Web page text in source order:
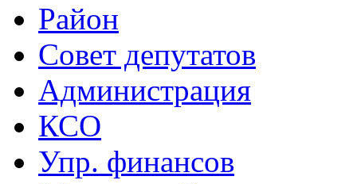
Район
Совет депутатов
Администрация
КСО
Упр. финансов